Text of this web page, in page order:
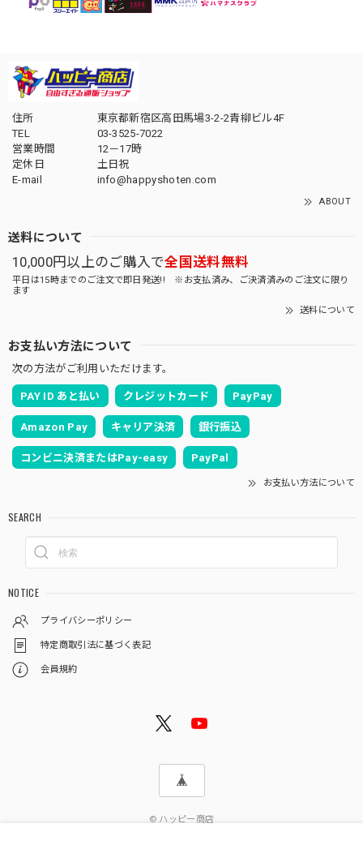
住所
東京都新宿区高田馬場3-2-2青柳ビル4F
TEL
03-3525-7022
営業時間
12－17時
定休日
土日祝
E-mail
info@happyshoten.com
ABOUT
送料について
10,000円以上のご購入で全国送料無料
平日は15時までのご注文で即日発送!! ※お支払済み、ご決済済みのご注文に限り
ます
送料について
お支払い方法について
次の方法がご利用いただけます。
PAY ID あと払い クレジットカード PayPay
Amazon Pay キャリア決済 銀行振込
コンビニ決済またはPay-easy PayPal
お支払い方法について
SEARCH
NOTICE
プライバシーポリシー
特定商取引法に基づく表記
会員規約
© ハッピー商店